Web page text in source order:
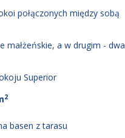
połączonych między sobą
małżeńskie, a w drugim - dwa
Superior
2
basen z tarasu